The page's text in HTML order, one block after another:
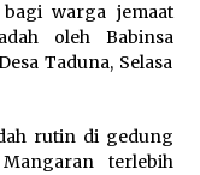
Samota
warga jemaat
oleh Babinsa
Taduna, Selasa
rutin di gedung
terlebih